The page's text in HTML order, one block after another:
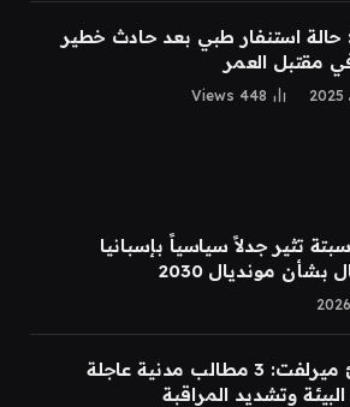
حالة استنفار طبي بعد حادث خطير
مقتبل العمر
448
Views
تثير جدلاً سياسياً بإسبانيا
بشأن مونديال 2030
شواطئ ميرلفت: 3 مطالب مدنية عاجلة
وتشديد المراقبة